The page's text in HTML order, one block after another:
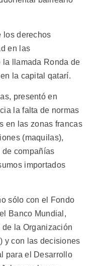
los derechos
en las
llamada Ronda de
la capital qatarí.
presentó en
la falta de normas
en las zonas francas
(maquilas),
compañías
importados
sólo con el Fondo
Banco Mundial,
la Organización
y con las decisiones
para el Desarrollo